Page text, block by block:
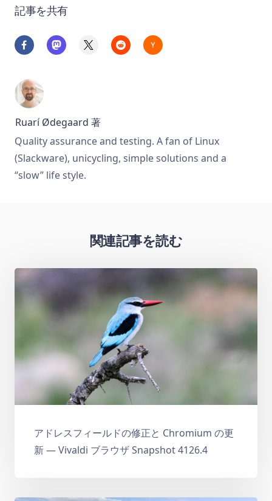
記事を共有
Ruarí Ødegaard 著
Quality assurance and testing. A fan of Linux
(Slackware), unicycling, simple solutions and a
“slow” life style.
関連記事を読む
アドレスフィールドの修正と Chromium の更
新 — Vivaldi ブラウザ Snapshot 4126.4